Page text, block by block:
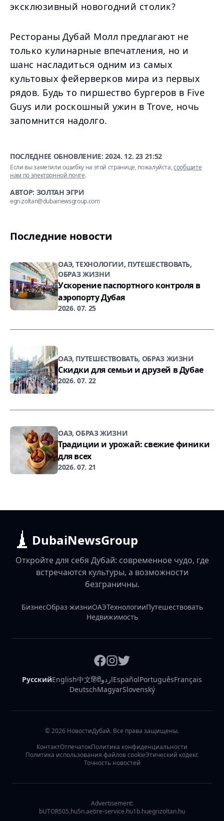
эксклюзивный новогодний столик?
Рестораны Дубай Молл предлагают не
только кулинарные впечатления, но и
шанс насладиться одним из самых
культовых фейерверков мира из первых
рядов. Будь то пиршество бургеров в Five
Guys или роскошный ужин в Trove, ночь
запомнится надолго.
ПОСЛЕДНЕЕ ОБНОВЛЕНИЕ:2024. 12. 23 21:52
Если вы заметили ошибку на этой странице, пожалуйста,сообщите
нам по электронной почте.
АВТОР: ЗОЛТАН ЭГРИ
egri.zoltan@dubainewsgroup.com
Последние новости
ОАЭ, ТЕХНОЛОГИИ, ПУТЕШЕСТВОВАТЬ,
ОБРАЗ ЖИЗНИ
Ускорение паспортного контроля в
аэропорту Дубая
2026. 07. 25
ОАЭ, ПУТЕШЕСТВОВАТЬ, ОБРАЗ ЖИЗНИ
Скидки для семьи и друзей в Дубае
2026. 07. 22
ОАЭ, ОБРАЗ ЖИЗНИ
Традиции и урожай: свежие финики
для всех
2026. 07. 21
DubaiNewsGroup
Откройте для себя Дубай: современное чудо, где
встречаются культуры, а возможности
безграничны.
БизнесОбраз жизниОАЭТехнологииПутешествовать
Недвижимость
РусскийEnglish中文हिंदीاردوEspañolPortuguêsFrançais
DeutschMagyarSlovenský
©2026 НовостиДубай. Все права защищены.
КонтактОтпечатокПолитика конфиденциальности
Политика использования файлов cookieЭтический кодекс
Точность новостей
Advertisement:
bUTOR505.hu5n.aetire-service.hu1b.huegrizoltan.hu